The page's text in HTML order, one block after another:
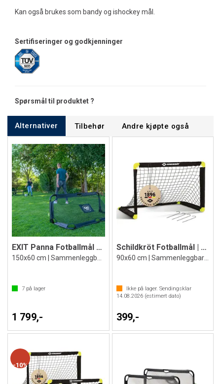
Kan også brukes som bandy og ishockey mål.
Sertifiseringer og godkjenninger
Spørsmål til produktet ?
Alternativer Tilbehør Andre kjøpte også
EXIT Panna Fotballmål 2 stk.
7 på lager
1 799,-
Schildkröt Fotballmål | 1 stk
90x60 cm | Sammenleggbart mål
Ikke på lager. Sendingsklar
14.08.2026(estimert dato)
399,-
10%